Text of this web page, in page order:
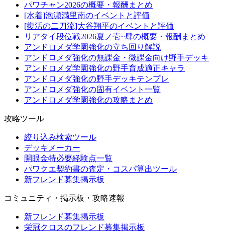
パワチャン2026の概要・報酬まとめ
[水着]泡瀬満里南のイベントと評価
[復活の二刀流]大谷翔平のイベントと評価
リアタイ段位戦2026夏ノ壱~肆の概要・報酬まとめ
アンドロメダ学園強化の立ち回り解説
アンドロメダ強化の無課金・微課金向け野手デッキ
アンドロメダ学園強化の野手育成適正キャラ
アンドロメダ強化の野手デッキテンプレ
アンドロメダ強化の固有イベント一覧
アンドロメダ学園強化の攻略まとめ
攻略ツール
絞り込み検索ツール
デッキメーカー
開眼金特必要経験点一覧
パワクエ契約書の査定・コスパ算出ツール
新フレンド募集掲示板
コミュニティ・掲示板・攻略速報
新フレンド募集掲示板
栄冠クロスのフレンド募集掲示板